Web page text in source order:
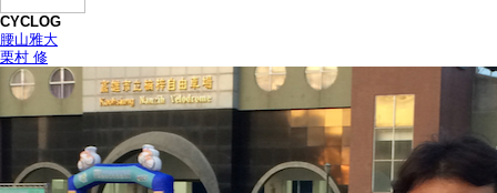
CYCLOG
腰山雅大
栗村 修